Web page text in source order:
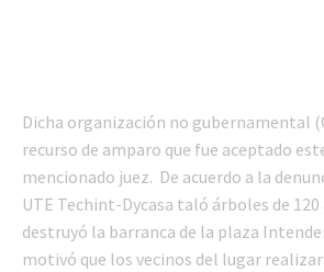
Dicha organización no gubernamental
recurso de amparo que fue aceptado
mencionado juez. De acuerdo a la
UTE Techint-Dycasa taló árboles de 120
destruyó la barranca de la plaza
motivó que los vecinos del lugar